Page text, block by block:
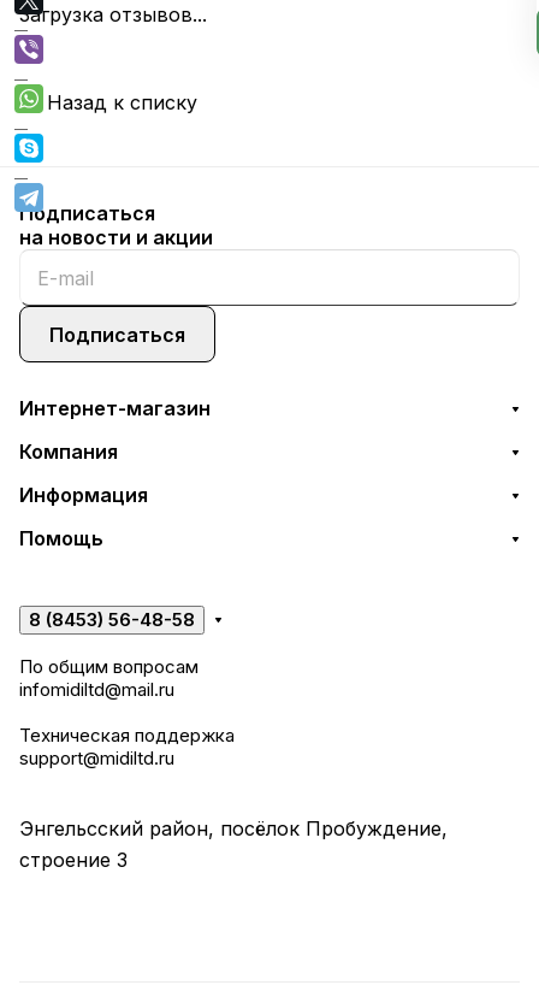
Загрузка отзывов...
Назад к списку
Подписаться
на новости и акции
Подписаться
Интернет-магазин
Компания
Информация
Помощь
8 (8453) 56-48-58
По общим вопросам
infomidiltd@mail.ru
Техническая поддержка
support@midiltd.ru
Энгельсский район, посёлок Пробуждение,
строение 3